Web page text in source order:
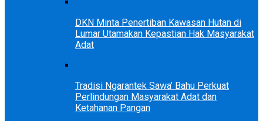
DKN Minta Penertiban Kawasan Hutan di
Lumar Utamakan Kepastian Hak Masyarakat
Adat
Tradisi Ngarantek Sawa’ Bahu Perkuat
Perlindungan Masyarakat Adat dan
Ketahanan Pangan